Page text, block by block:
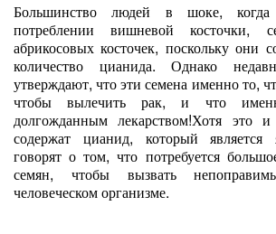
Большинство людей в шоке,
потреблении вишневой косточки,
абрикосовых косточек, поскольку они
количество цианида. Однако
утверждают, что эти семена именно то,
чтобы вылечить рак, и что
долгожданным лекарством!Хотя это
содержат цианид, который
говорят о том, что потребуется
семян, чтобы вызвать
человеческом организме.